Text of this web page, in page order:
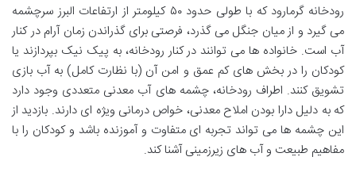
رودخانه گرمارود که با طولی حدود ۵۰ کیلومتر از ارتفاعات البرز سرچشمه
می گیرد و از میان جنگل می گذرد، فرصتی برای گذراندن زمان آرام در کنار
آب است. خانواده ها می توانند در کنار رودخانه، به پیک نیک بپردازند یا
کودکان را در بخش های کم عمق و امن آن (با نظارت کامل) به آب بازی
تشویق کنند. اطراف رودخانه، چشمه های آب معدنی متعددی وجود دارد
که به دلیل دارا بودن املاح معدنی، خواص درمانی ویژه ای دارند. بازدید از
این چشمه ها می تواند تجربه ای متفاوت و آموزنده باشد و کودکان را با
مفاهیم طبیعت و آب های زیرزمینی آشنا کند.